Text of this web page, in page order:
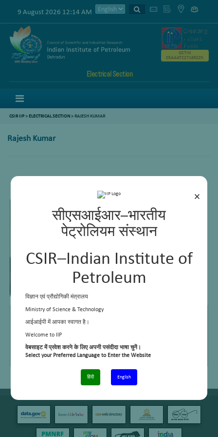
×
सीएसआईआर–भारतीय
पेट्रोलियम संस्थान
CSIR–Indian Institute of
Petroleum
विज्ञान एवं प्रौद्योगिकी मंत्रालय
Ministry of Science & Technology
आईआईपी में आपका स्वागत है।
Welcome to IIP
वेबसाइट में प्रवेश करने के लिए अपनी पसंदीदा भाषा चुनें।
Select your Preferred Language to Enter the Website
हिंदी English
9 August 2026 12:14 AM
Electrical Section
GSTIN
05AAATC2716R2ZK
CSIR IIP> ELECTRICAL SECTION> RAJESH KUMAR
Rajesh Kumar
Principal Scientist
E Mail rajesh@iip.res.in
Area of work/interest
Physical Chemistry, Analytical chemistry
I/c Works & Services, Electrical Sub-station, O&M and